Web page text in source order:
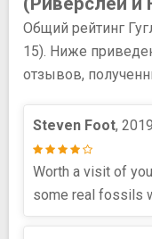
Общий рейтинг
15). Ниже
отзывов,
Steven Foot,
Worth a visit of
some real fossils